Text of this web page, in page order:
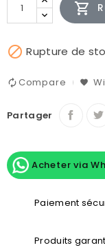

 Rupture de
Compare
Partager
Acheter via
Paiement
Produits